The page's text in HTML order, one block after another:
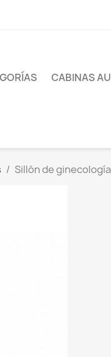
CABINAS
Sillón de